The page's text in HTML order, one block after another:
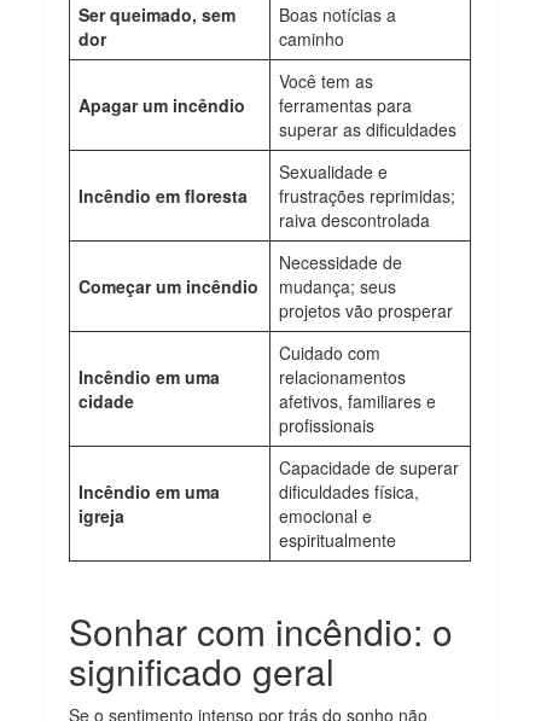
Ser queimado, sem
dor
Boas notícias a
caminho
Apagar um incêndio
Você tem as
ferramentas para
superar as dificuldades
Incêndio em floresta
Sexualidade e
frustrações reprimidas;
raiva descontrolada
Começar um incêndio
Necessidade de
mudança; seus
projetos vão prosperar
Incêndio em uma
cidade
Cuidado com
relacionamentos
afetivos, familiares e
profissionais
Incêndio em uma
igreja
Capacidade de superar
dificuldades física,
emocional e
espiritualmente
Sonhar com incêndio: o
significado geral
Se o sentimento intenso por trás do sonho não